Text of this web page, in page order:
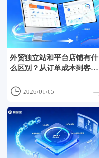
外贸独立站和平台店铺有什
么区别？从订单成本到客户
 2026/01/05